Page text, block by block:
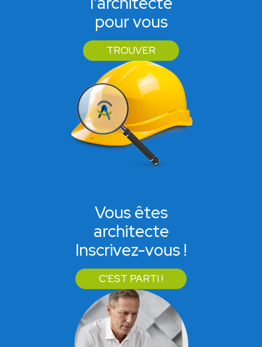
pour vous
TROUVER
Vous êtes
architecte
Inscrivez-vous !
C'EST PARTI !